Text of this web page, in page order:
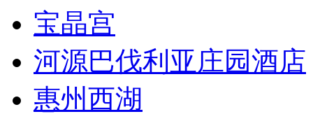
宝晶宫
河源巴伐利亚庄园酒店
惠州西湖